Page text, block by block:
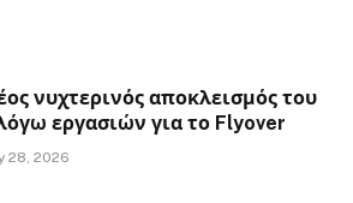
νυχτερινός αποκλεισμός του
εργασιών για το Flyover
28, 2026